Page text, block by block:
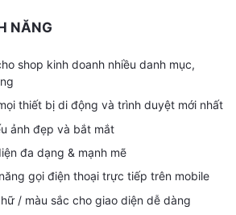
NĂNG
shop kinh doanh nhiều danh mục,
thiết bị di động và trình duyệt mới nhất
ảnh đẹp và bắt mắt
đa dạng & mạnh mẽ
gọi điện thoại trực tiếp trên mobile
/ màu sắc cho giao diện dễ dàng